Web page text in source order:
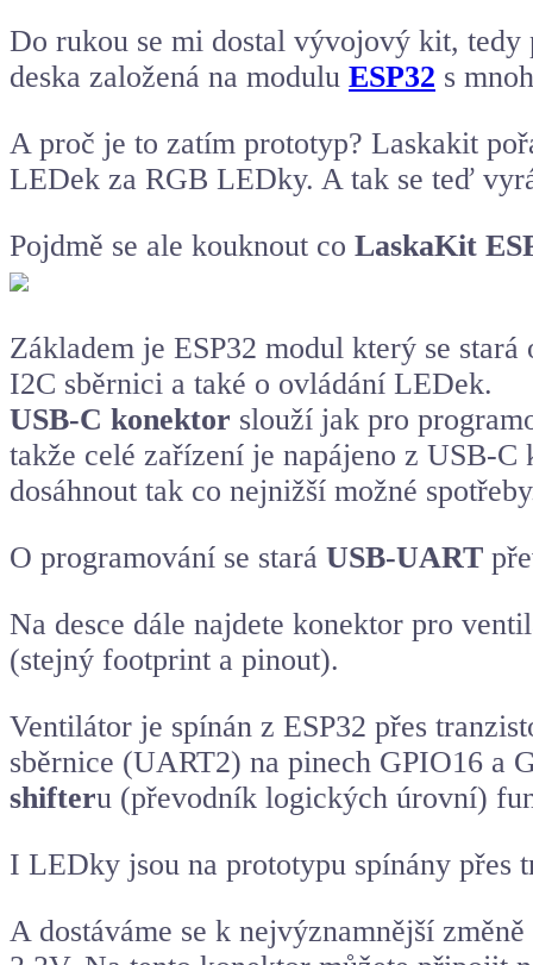
Do rukou se mi dostal vývojový kit,
deska založená na modulu ESP32 s
A proč je to zatím prototyp? Laskakit
LEDek za RGB LEDky. A tak se teď
Pojdmě se ale kouknout co LaskaKit
Základem je ESP32 modul který se
I2C sběrnici a také o ovládání LEDek.
USB-C konektor slouží jak pro
takže celé zařízení je napájeno z USB-
dosáhnout tak co nejnižší možné
O programování se stará USB-UART
Na desce dále najdete konektor pro
(stejný footprint a pinout).
Ventilátor je spínán z ESP32 přes
sběrnice (UART2) na pinech GPIO16 a
shifteru (převodník logických úrovní)
I LEDky jsou na prototypu spínány
A dostáváme se k nejvýznamnější